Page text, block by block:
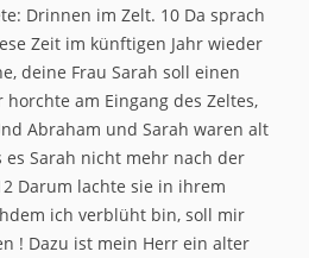
Drinnen im Zelt. 10 Da sprach
Zeit im künftigen Jahr wieder
deine Frau Sarah soll einen
am Eingang des Zeltes,
Abraham und Sarah waren alt
es Sarah nicht mehr nach der
Darum lachte sie in ihrem
ich verblüht bin, soll mir
! Dazu ist mein Herr ein alter